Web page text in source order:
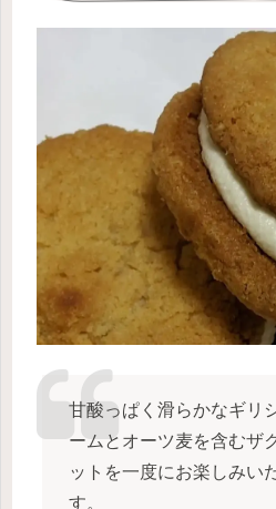
甘酸っぱく滑らかなギリ
ームとオーツ麦を含むザ
ットを一度にお楽しみい
す。